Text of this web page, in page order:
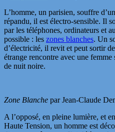
L’homme, un parisien, souffre
répandu, il est électro-sensible. Il
par les téléphones, ordinateurs et
possible : les zones blanches. Un
d’électricité, il revit et peut sortir
étrange rencontre avec une
de nuit noire.
Zone Blanche par Jean-Claude
A l’opposé, en pleine lumière, et
Haute Tension, un homme est